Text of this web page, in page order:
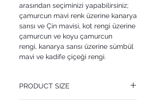
arasından seçiminizi yapabilirsiniz;
çamurcun mavi renk üzerine kanarya
sarısı ve Çin mavisi, kot rengi üzerine
çamurcun ve koyu çamurcun
rengi, kanarya sarısı üzerine sümbül
mavi ve kadife çiçeği rengi.
PRODUCT SIZE